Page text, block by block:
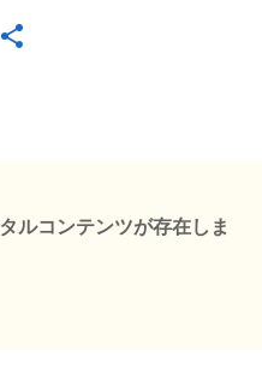
ルコンテンツが存在しま